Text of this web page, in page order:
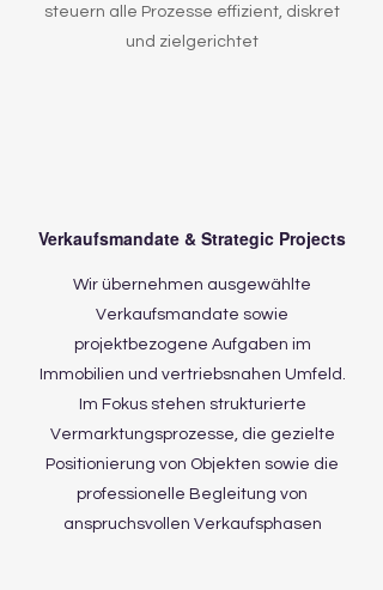
steuern alle Prozesse effizient, diskret
und zielgerichtet
Verkaufsmandate & Strategic Projects
Wir übernehmen ausgewählte
Verkaufsmandate sowie
projektbezogene Aufgaben im
Immobilien und vertriebsnahen Umfeld.
Im Fokus stehen strukturierte
Vermarktungsprozesse, die gezielte
Positionierung von Objekten sowie die
professionelle Begleitung von
anspruchsvollen Verkaufsphasen